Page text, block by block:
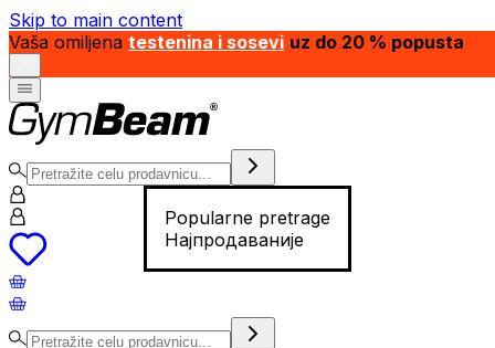
Skip to main content
Vaša omiljena testenina i sosevi uz do 20 % popusta
Popularne pretrage
Најпродаваније